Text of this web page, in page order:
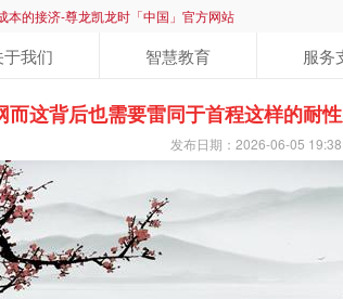
本的接济-尊龙凯龙时「中国」官方网站
于我们 智慧教育 服务
而这背后也需要雷同于首程这样的耐
发布日期：2026-06-05